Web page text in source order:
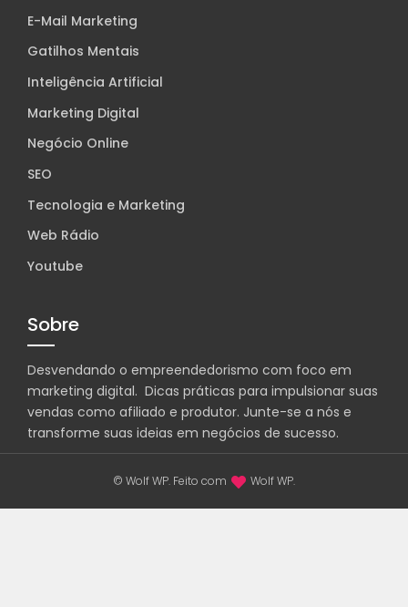
E-Mail Marketing
Gatilhos Mentais
Inteligência Artificial
Marketing Digital
Negócio Online
SEO
Tecnologia e Marketing
Web Rádio
Youtube
Sobre
Desvendando o empreendedorismo com foco em
marketing digital. Dicas práticas para impulsionar suas
vendas como afiliado e produtor. Junte-se a nós e
transforme suas ideias em negócios de sucesso.
© Wolf WP. Feito com Wolf WP.